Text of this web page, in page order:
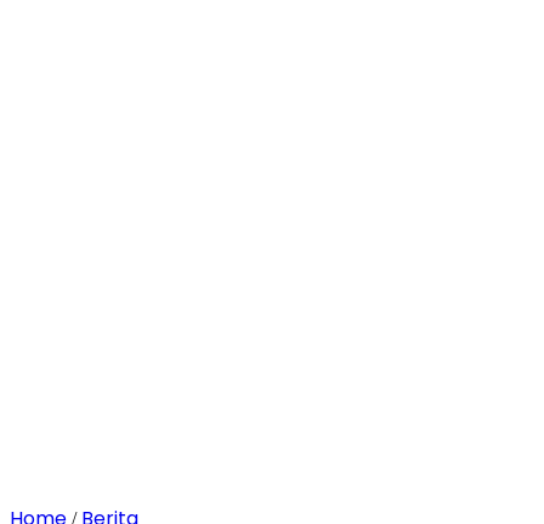
Home / Berita